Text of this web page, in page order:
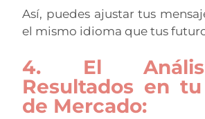
Así, puedes ajustar tus
el mismo idioma que tus
4. El
Resultados en
de Mercado: